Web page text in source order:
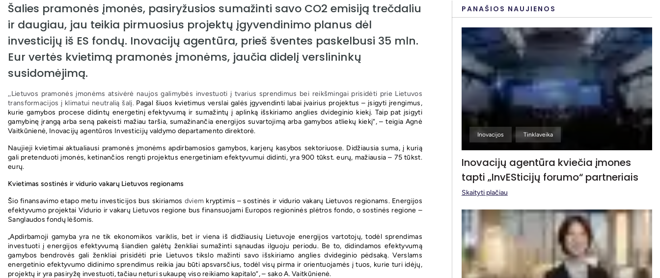
Šalies pramonės įmonės, pasiryžusios sumažinti savo CO2 emisiją trečdaliu
ir daugiau, jau teikia pirmuosius projektų įgyvendinimo planus dėl
investicijų iš ES fondų. Inovacijų agentūra, prieš šventes paskelbusi 35 mln.
Eur vertės kvietimą pramonės įmonėms, jaučia didelį verslininkų
susidomėjimą.
,,Lietuvos pramonės įmonėms atsivėrė naujos galimybės investuoti į tvarius sprendimus bei reikšmingai prisidėti prie Lietuvos
transformacijos į klimatui neutralią šalį. Pagal šiuos kvietimus verslai galės įgyvendinti labai įvairius projektus – įsigyti įrengimus,
kurie gamybos procese didintų energetinį efektyvumą ir sumažintų į aplinką išskiriamo anglies dvideginio kiekį. Taip pat įsigyti
gamybinę įrangą arba seną pakeisti mažiau taršia, sumažinančia energijos suvartojimą arba gamybos atliekų kiekį“, – teigia Agnė
Vaitkūnienė, Inovacijų agentūros Investicijų valdymo departamento direktorė.
Naujieji kvietimai aktualiausi pramonės įmonėms apdirbamosios gamybos, karjerų kasybos sektoriuose. Didžiausia suma, į kurią
gali pretenduoti įmonės, ketinančios rengti projektus energetiniam efektyvumui didinti, yra 900 tūkst. eurų, mažiausia – 75 tūkst.
eurų.
Kvietimas sostinės ir vidurio vakarų Lietuvos regionams
Šio finansavimo etapo metu investicijos bus skiriamos dviem kryptimis – sostinės ir vidurio vakarų Lietuvos regionams. Energijos
efektyvumo projektai Vidurio ir vakarų Lietuvos regione bus finansuojami Europos regioninės plėtros fondo, o sostinės regione –
Sanglaudos fondų lėšomis.
„Apdirbamoji gamyba yra ne tik ekonomikos variklis, bet ir viena iš didžiausių Lietuvoje energijos vartotojų, todėl sprendimas
investuoti į energijos efektyvumą šiandien galėtų ženkliai sumažinti sąnaudas ilguoju periodu. Be to, didindamos efektyvumą
gamybos bendrovės gali ženkliai prisidėti prie Lietuvos tikslo mažinti savo išskiriamo anglies dvideginio pėdsaką. Verslams
energetinio efektyvumo didinimo sprendimus reikia jau būti apsvarsčius, todėl visų pirma ir orientuojamės į tuos, kurie turi idėjų,
projektų ir yra pasiryžę investuoti, tačiau neturi sukaupę viso reikiamo kapitalo“, – sako A. Vaitkūnienė.
PANAŠIOS NAUJIENOS
Inovacijos Tinklaveika
Inovacijų agentūra kviečia įmones
tapti „InvESticijų forumo“ partneriais
Skaityti plačiau